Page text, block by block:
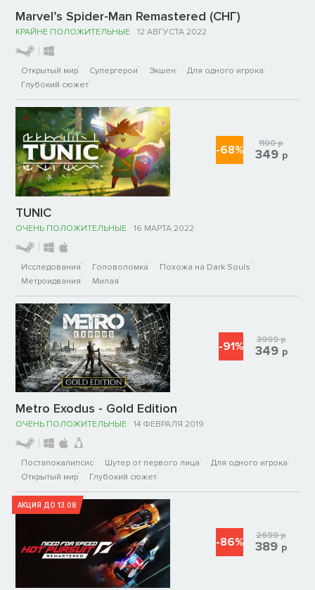
Marvel’s Spider-Man Remastered (СНГ)
КРАЙНЕ ПОЛОЖИТЕЛЬНЫЕ 12 АВГУСТА 2022
Открытый мир Супергерои Экшен
Для одного игрока
Глубокий сюжет
TUNIC
ОЧЕНЬ ПОЛОЖИТЕЛЬНЫЕ 16 МАРТА 2022
Исследования Головоломка
Похожа на Dark Souls
Метроидвания
Милая
-68% 1100р
349 р
Metro Exodus - Gold Edition
ОЧЕНЬ ПОЛОЖИТЕЛЬНЫЕ 14 ФЕВРАЛЯ 2019
Постапокалипсис Шутер от первого лица
Для одного игрока
Открытый мир
Глубокий сюжет
-91% 3999р
349 р
АКЦИЯ ДО 13.08
-86% 2699р
389 р